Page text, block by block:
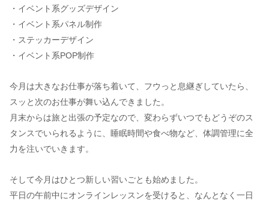
・イベント系グッズデザイン
・イベント系パネル制作
・ステッカーデザイン
・イベント系POP制作
今月は大きなお仕事が落ち着いて、フウっと息継ぎしていたら、
スッと次のお仕事が舞い込んできました。
月末からは旅と出張の予定なので、変わらずいつでもどうぞのス
タンスでいられるように、睡眠時間や食べ物など、体調管理に全
力を注いでいきます。
そして今月はひとつ新しい習いごとも始めました。
平日の午前中にオンラインレッスンを受けると、なんとなく一日